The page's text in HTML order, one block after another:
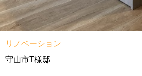
リノベーション
守山市T様邸